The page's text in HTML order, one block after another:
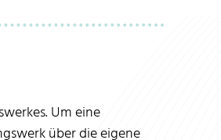
Um eine
über die eigene